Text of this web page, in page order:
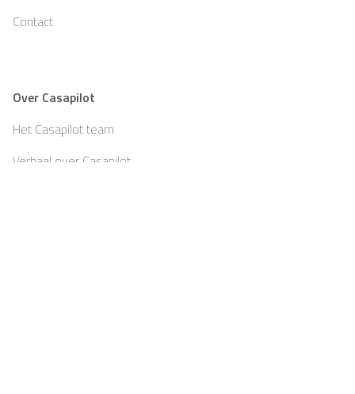
Contact
Over Casapilot
Het Casapilot team
Verhaal over Casapilot